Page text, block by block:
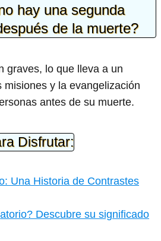
hay una segunda
de la muerte?
graves, lo que lleva a un
misiones y la evangelización
antes de su muerte.
Disfrutar:
Una Historia de Contrastes
Descubre su significado